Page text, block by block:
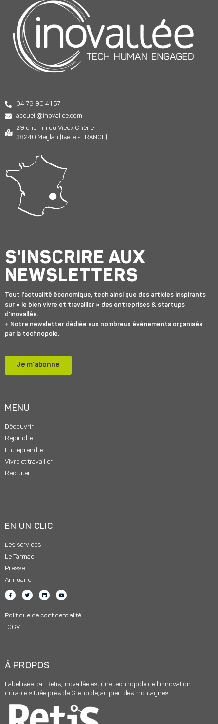
04 76 90 41 57
accueil@inovallee.com
29 chemin du Vieux Chêne
38240 Meylan (Isère - FRANCE)
S'INSCRIRE AUX
NEWSLETTERS
Tout l’actualité économique, tech ainsi que des articles inspirants
sur « le bien vivre et travailler » des entreprises & startups
d’inovallée.
+ Notre newsletter dédiée aux nombreux événements organisés
par la technopole.
Je m'abonne
MENU
Découvrir
Rejoindre
Entreprendre
Vivre et travailler
Recruter
EN UN CLIC
Les services
Le Tarmac
Presse
Annuaire
Politique de confidentialité
CGV
À PROPOS
Labellisée par Retis, inovallée est une technopole de l’innovation
durable située près de Grenoble, au pied des montagnes.